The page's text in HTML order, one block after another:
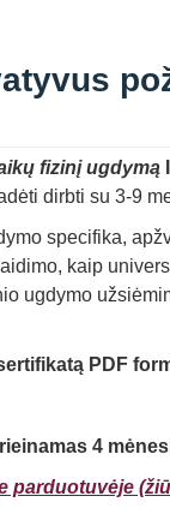
fizinį ugdymą
dirbti su 3-9
specifika,
kaip
ugdymo
PDF
4
parduotuvėje